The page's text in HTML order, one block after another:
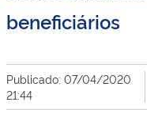
beneficiários
Publicado: 07/04/2020
21:44